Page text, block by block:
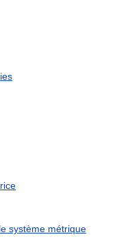
système métrique